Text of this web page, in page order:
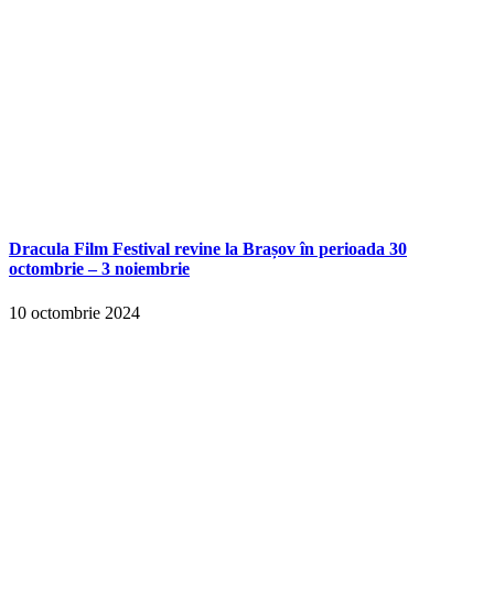
Dracula Film Festival revine la Brașov în perioada 30
octombrie – 3 noiembrie
10 octombrie 2024